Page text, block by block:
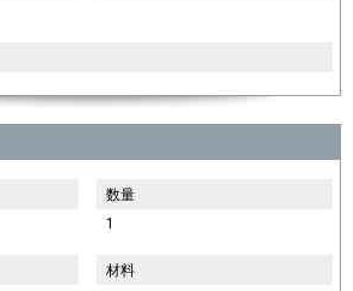
数量
1
材料